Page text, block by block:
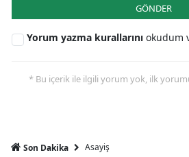
GÖNDER
Yorum yazma kurallarını okudum
* Bu içerik ile ilgili yorum yok, ilk
Son Dakika Asayiş